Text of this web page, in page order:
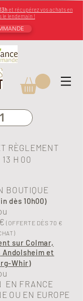
et récupérez vos achats en
le lendemain !
1
RÈGLEMENT
13 H 00
BOUTIQUE
dès 10h00)
(OFFERTE DÈS 70 €
sur Colmar,
et
Whir)
EN FRANCE
OU EN EUROPE